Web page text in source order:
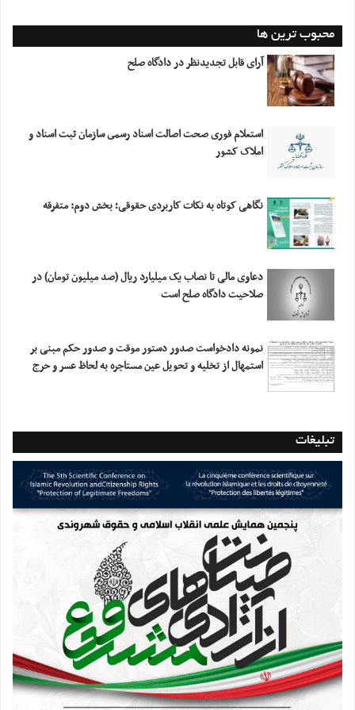
محبوب ترین ها
آرای قابل تجدیدنظر در دادگاه صلح
استعلام فورى صحت اصالت اسناد رسمى سازمان ثبت اسناد و
املاک کشور
نگاهی کوتاه به نکات کاربردی حقوقی؛ بخش دوم: متفرقه
دعاوی مالی تا نصاب یک میلیارد ریال (صد میلیون تومان) در
صلاحیت دادگاه صلح است
نمونه دادخواست صدور دستور موقت و صدور حکم مبنی بر
استمهال از تخلیه و تحویل عین مستاجره به لحاظ عسر و حرج
تبلیغات